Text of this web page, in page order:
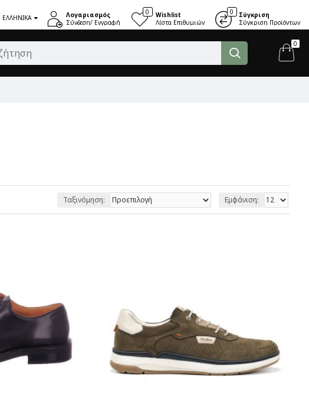
ΕΛΛΗΝΙΚΆ
Λογαριασμός
Σύνδεση/ Εγγραφή
Wishlist
Λίστα Επιθυμιών
0
Σύγκριση
Σύγκριση Προϊόντων
0
0
Ταξινόμηση: Εμφάνιση: